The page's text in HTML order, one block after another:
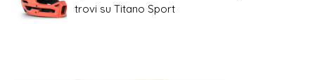
trovi su Titano Sport